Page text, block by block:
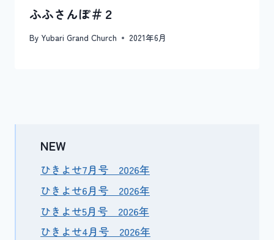
ふふさんぽ＃２
By Yubari Grand Church 2021年6月
NEW
ひきよせ7月号 2026年
ひきよせ6月号 2026年
ひきよせ5月号 2026年
ひきよせ4月号 2026年